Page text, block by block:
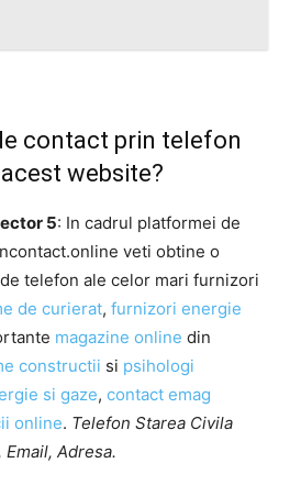
contact prin telefon
website?
5: In cadrul platformei de
veti obtine o
telefon ale celor mari furnizori
de curierat, furnizori energie
magazine online din
constructii si psihologi
si gaze, contact emag
online. Telefon Starea Civila
Adresa.